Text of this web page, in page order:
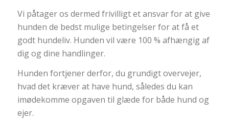
Vi påtager os dermed frivilligt et ansvar for at give
hunden de bedst mulige betingelser for at få et
godt hundeliv. Hunden vil være 100 % afhængig af
dig og dine handlinger.
Hunden fortjener derfor, du grundigt overvejer,
hvad det kræver at have hund, således du kan
imødekomme opgaven til glæde for både hund og
ejer.